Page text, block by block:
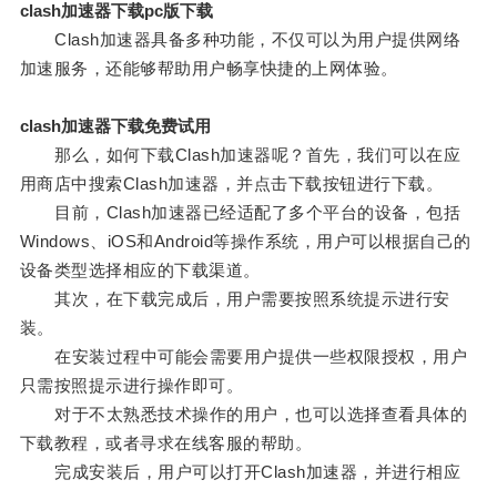
clash加速器下载pc版下载
Clash加速器具备多种功能，不仅可以为用户提供网络
加速服务，还能够帮助用户畅享快捷的上网体验。
clash加速器下载免费试用
那么，如何下载Clash加速器呢？首先，我们可以在应
用商店中搜索Clash加速器，并点击下载按钮进行下载。
目前，Clash加速器已经适配了多个平台的设备，包括
Windows、iOS和Android等操作系统，用户可以根据自己的
设备类型选择相应的下载渠道。
其次，在下载完成后，用户需要按照系统提示进行安
装。
在安装过程中可能会需要用户提供一些权限授权，用户
只需按照提示进行操作即可。
对于不太熟悉技术操作的用户，也可以选择查看具体的
下载教程，或者寻求在线客服的帮助。
完成安装后，用户可以打开Clash加速器，并进行相应